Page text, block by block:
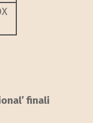
finali